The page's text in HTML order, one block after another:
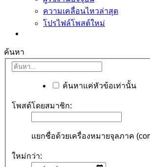
ความเคลื่อนไหวล่าสุด
โปรไฟล์โพสต์ใหม่
ค้นหา
ค้นหาแค่หัวข้อเท่านั้น
โพสต์โดยสมาชิก:
แยกชื่อด้วยเครื่องหมายจุลภาค
ใหม่กว่า: